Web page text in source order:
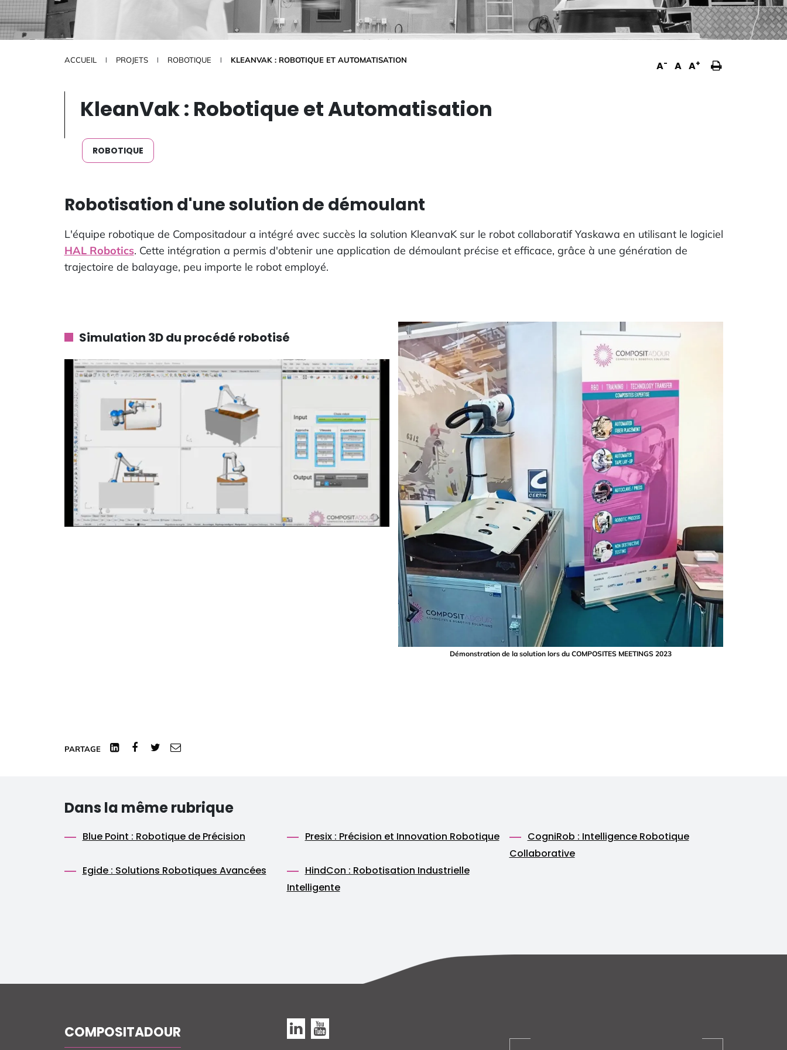
ACCUEIL PROJETS ROBOTIQUE KLEANVAK : ROBOTIQUE ET AUTOMATISATION A- A A+
KleanVak : Robotique et Automatisation
ROBOTIQUE
Robotisation d'une solution de démoulant
L'équipe robotique de Compositadour a intégré avec succès la solution KleanvaK sur le robot collaboratif Yaskawa en utilisant le logiciel
HAL Robotics. Cette intégration a permis d'obtenir une application de démoulant précise et efficace, grâce à une génération de
trajectoire de balayage, peu importe le robot employé.
Simulation 3D du procédé robotisé
Démonstration de la solution lors du COMPOSITES MEETINGS 2023
PARTAGE
LinkedFacebook
TwitterCourriel
Dans la même rubrique
Blue Point : Robotique de Précision Presix : Précision et Innovation Robotique
CogniRob : Intelligence Robotique
Collaborative
Egide : Solutions Robotiques Avancées
HindCon : Robotisation Industrielle
Intelligente
COMPOSITADOUR Linkedin